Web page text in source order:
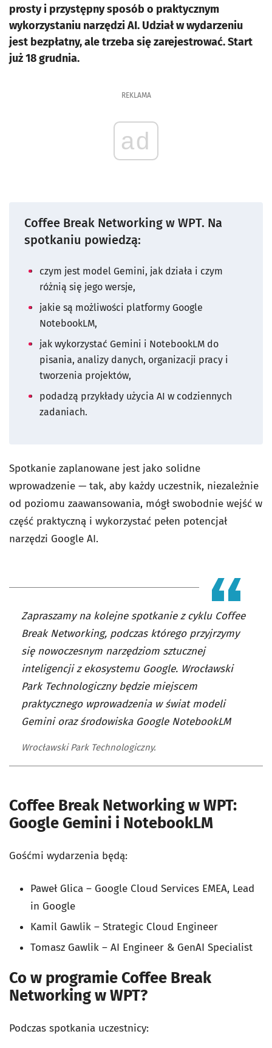
prosty i przystępny sposób o praktycznym
wykorzystaniu narzędzi AI. Udział w wydarzeniu
jest bezpłatny, ale trzeba się zarejestrować. Start
już 18 grudnia.
REKLAMA
ad
Coffee Break Networking w WPT. Na
spotkaniu powiedzą:
czym jest model Gemini, jak działa i czym
różnią się jego wersje,
jakie są możliwości platformy Google
NotebookLM,
jak wykorzystać Gemini i NotebookLM do
pisania, analizy danych, organizacji pracy i
tworzenia projektów,
podadzą przykłady użycia AI w codziennych
zadaniach.
Spotkanie zaplanowane jest jako solidne
wprowadzenie — tak, aby każdy uczestnik, niezależnie
od poziomu zaawansowania, mógł swobodnie wejść w
część praktyczną i wykorzystać pełen potencjał
narzędzi Google AI.
Zapraszamy na kolejne spotkanie z cyklu Coffee
Break Networking, podczas którego przyjrzymy
się nowoczesnym narzędziom sztucznej
inteligencji z ekosystemu Google. Wrocławski
Park Technologiczny będzie miejscem
praktycznego wprowadzenia w świat modeli
Gemini oraz środowiska Google NotebookLM
Wrocławski Park Technologiczny.
Coffee Break Networking w WPT:
Google Gemini i NotebookLM
Gośćmi wydarzenia będą:
Paweł Glica – Google Cloud Services EMEA, Lead
in Google
Kamil Gawlik – Strategic Cloud Engineer
Tomasz Gawlik – AI Engineer & GenAI Specialist
Co w programie Coffee Break
Networking w WPT?
Podczas spotkania uczestnicy: